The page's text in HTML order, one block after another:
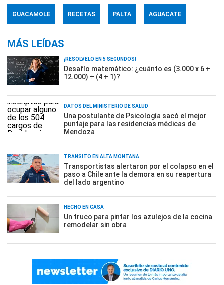
GUACAMOLE RECETAS PALTA AGUACATE
MÁS LEÍDAS
¡RESOLVELO EN 5 SEGUNDOS!
Desafío matemático: ¿cuánto es (3.000 x 6 +
12.000) ÷ (4 + 1)?
DATOS DEL MINISTERIO DE SALUD
Una postulante de Psicología sacó el mejor
puntaje para las residencias médicas de
Mendoza
TRÁNSITO EN ALTA MONTAÑA
Transportistas alertaron por el colapso en el
paso a Chile ante la demora en su reapertura
del lado argentino
HECHO EN CASA
Un truco para pintar los azulejos de la cocina
remodelar sin obra